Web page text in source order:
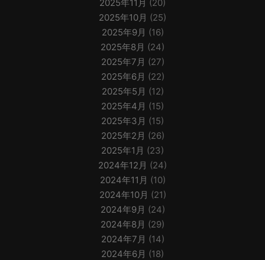
2025年11月 (20)
2025年10月 (25)
2025年9月 (16)
2025年8月 (24)
2025年7月 (27)
2025年6月 (22)
2025年5月 (12)
2025年4月 (15)
2025年3月 (15)
2025年2月 (26)
2025年1月 (23)
2024年12月 (24)
2024年11月 (10)
2024年10月 (21)
2024年9月 (24)
2024年8月 (29)
2024年7月 (14)
2024年6月 (18)